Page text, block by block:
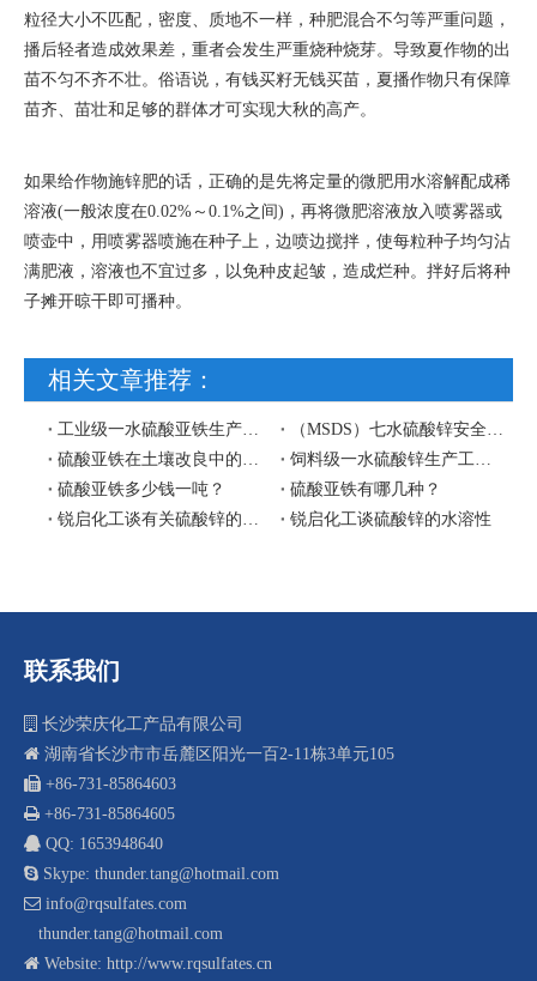
粒径大小不匹配，密度、质地不一样，种肥混合不匀等严重问题，
播后轻者造成效果差，重者会发生严重烧种烧芽。导致夏作物的出
苗不匀不齐不壮。俗语说，有钱买籽无钱买苗，夏播作物只有保障
苗齐、苗壮和足够的群体才可实现大秋的高产。
如果给作物施锌肥的话，正确的是先将定量的微肥用水溶解配成稀
溶液(一般浓度在0.02% ～ 0.1%之间) ，再将微肥溶液放入喷雾器或
喷壶中，用喷雾器喷施在种子上，边喷边搅拌，使每粒种子均匀沾
满肥液，溶液也不宜过多，以免种皮起皱，造成烂种。拌好后将种
子摊开晾干即可播种。
相关文章推荐：
硫酸亚铁多少钱一吨？
硫酸亚铁有哪几种？
锐启化工谈硫酸锌的水溶性
联系我们
 长沙荣庆化工产品有限公司
 湖南省长沙市市岳麓区阳光一百2-11栋3单元105
 +86-731-85864603
 +86-731-85864605
 QQ: 1653948640
 Skype: thunder.tang@hotmail.com
 info@rqsulfates.com
thunder.tang@hotmail.com
 Website: http://www.rqsulfates.cn